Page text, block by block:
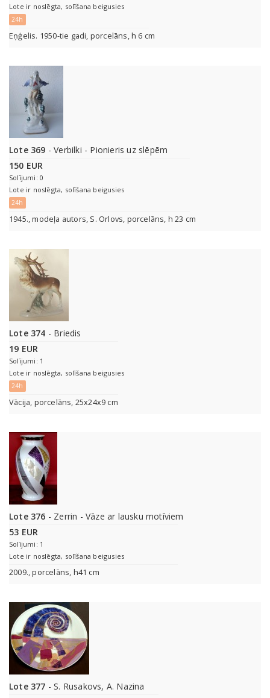
Lote ir noslēgta, solīšana beigusies
24h
Eņģelis. 1950-tie gadi, porcelāns, h 6 cm
Lote 369 - Verbilki - Pionieris uz slēpēm
150 EUR
Solījumi: 0
Lote ir noslēgta, solīšana beigusies
24h
1945., modeļa autors, S. Orlovs, porcelāns, h 23 сm
Lote 374 - Briedis
19 EUR
Solījumi: 1
Lote ir noslēgta, solīšana beigusies
24h
Vācija, porcelāns, 25x24x9 cm
Lote 376 - Zerrin - Vāze ar lausku motīviem
53 EUR
Solījumi: 1
Lote ir noslēgta, solīšana beigusies
2009., porcelāns, h41 cm
Lote 377 - S. Rusakovs, A. Nazina